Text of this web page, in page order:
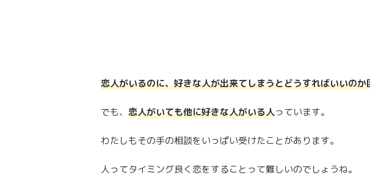
恋人がいるのに、好きな人が出来てしまうとどうすればいいの
でも、 恋人がいても他に好きな人がいる人っています。
わたしもその手の相談をいっぱい受けたことがあります。
人ってタイミング良く恋をすることって難しいのでしょうね。